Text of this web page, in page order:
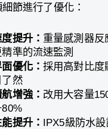
節進行了優化：
提升： 重量感測器反
準的流速監測
優化： 採用高對比度
然
增強： 改用大容量
提升： IPX5級防水